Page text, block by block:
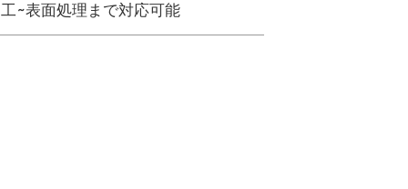
~表面処理まで対応可能